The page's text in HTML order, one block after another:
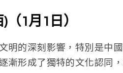
（1月1日）
明的深刻影響，特別是中
漸形成了獨特的文化認同